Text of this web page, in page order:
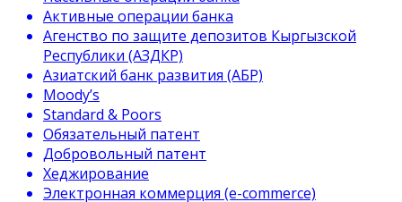
Активные операции банка
Агенство по защите депозитов Кыргызской
Республики (АЗДКР)
Азиатский банк развития (АБР)
Moody’s
Standard & Poors
Обязательный патент
Добровольный патент
Хеджирование
Электронная коммерция (e-commerce)